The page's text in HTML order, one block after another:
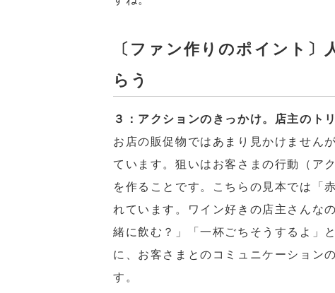
〔ファン作りのポイント
らう
３：アクションのきっかけ。店主のト
お店の販促物ではあまり見かけません
ています。狙いはお客さまの行動（ア
を作ることです。こちらの見本では「
れています。ワイン好きの店主さんな
緒に飲む？」「一杯ごちそうするよ」
に、お客さまとのコミュニケーション
す。